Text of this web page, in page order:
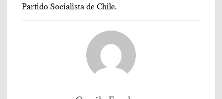
Partido Socialista de Chile.